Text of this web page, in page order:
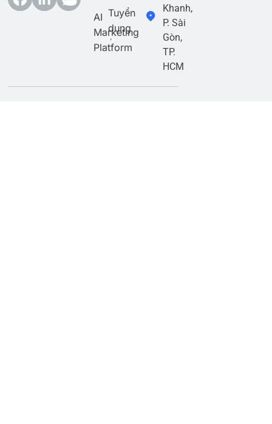
AI
Marketing
Platform
Tuyển
dụng
Khanh,
P. Sài
Gòn,
TP.
HCM